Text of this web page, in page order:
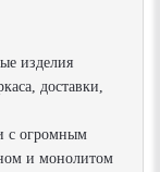
изделия
доставки,
с огромным
и монолитом